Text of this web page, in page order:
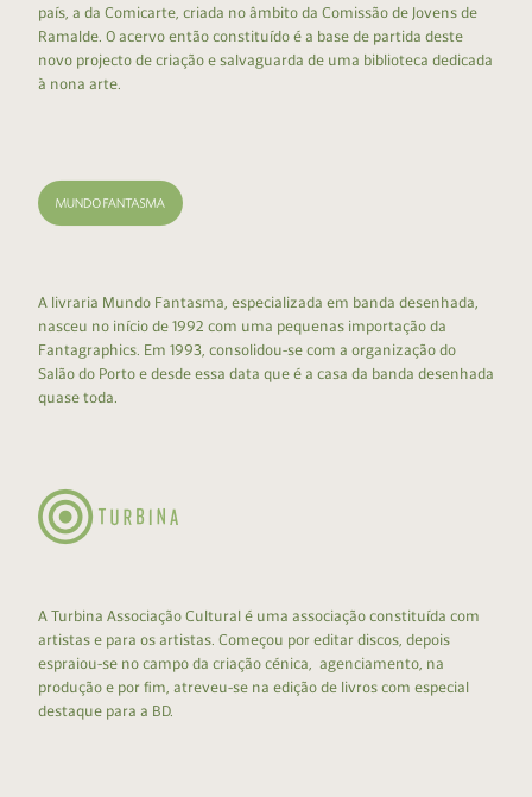
país, a da Comicarte, criada no âmbito da Comissão de Jovens de
Ramalde. O acervo então constituído é a base de partida deste
novo projecto de criação e salvaguarda de uma biblioteca dedicada
à nona arte.
A livraria Mundo Fantasma, especializada em banda desenhada,
nasceu no início de 1992 com uma pequenas importação da
Fantagraphics. Em 1993, consolidou-se com a organização do
Salão do Porto e desde essa data que é a casa da banda desenhada
quase toda.
A Turbina Associação Cultural é uma associação constituída com
artistas e para os artistas. Começou por editar discos, depois
espraiou-se no campo da criação cénica, agenciamento, na
produção e por fim, atreveu-se na edição de livros com especial
destaque para a BD.